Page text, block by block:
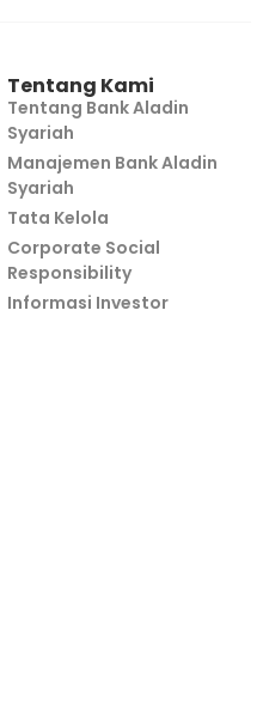
Tentang Kami
Tentang Bank Aladin
Syariah
Manajemen Bank Aladin
Syariah
Tata Kelola
Corporate Social
Responsibility
Informasi Investor